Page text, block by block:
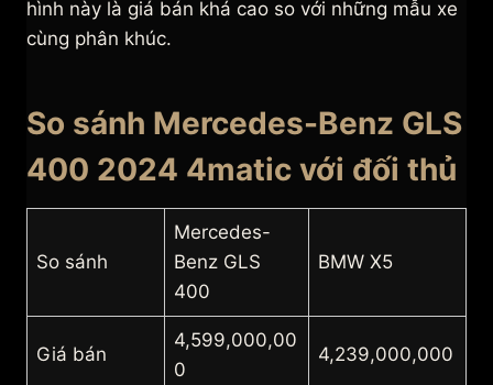
hình này là giá bán khá cao so với những mẫu xe
cùng phân khúc.
So sánh Mercedes-Benz GLS
400 2024 4matic với đối thủ
So sánh
Mercedes-
Benz GLS
400
BMW X5
Giá bán
4,599,000,00
0
4,239,000,000